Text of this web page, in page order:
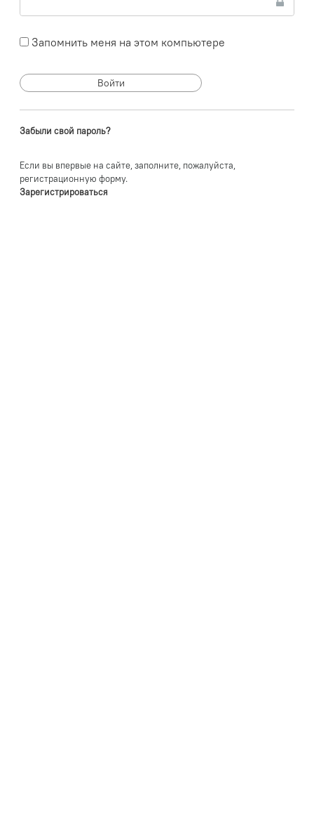
Запомнить меня на этом компьютере
Забыли свой пароль?
Если вы впервые на сайте, заполните, пожалуйста,
регистрационную форму.
Зарегистрироваться